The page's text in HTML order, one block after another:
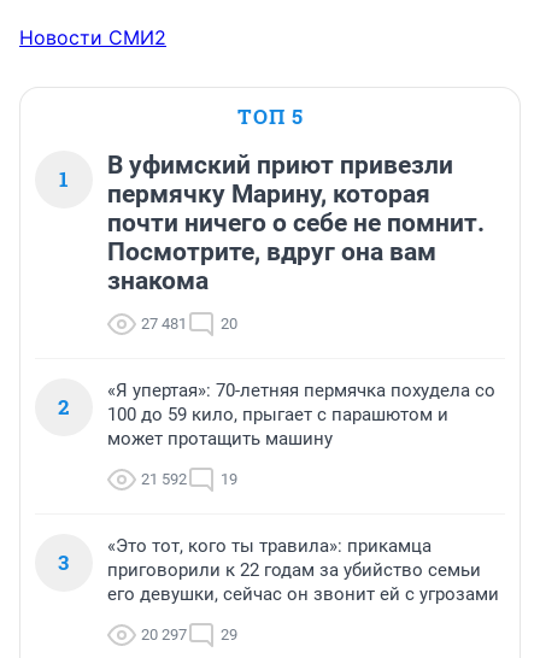
Новости СМИ2
ТОП 5
1
В уфимский приют привезли
пермячку Марину, которая
почти ничего о себе не помнит.
Посмотрите, вдруг она вам
знакома
27 481 20
2
«Я упертая»: 70-летняя пермячка похудела со
100 до 59 кило, прыгает с парашютом и
может протащить машину
21 592 19
3
«Это тот, кого ты травила»: прикамца
приговорили к 22 годам за убийство семьи
его девушки, сейчас он звонит ей с угрозами
20 297 29